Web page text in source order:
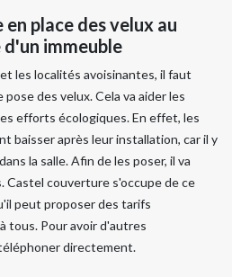
place des velux au
immeuble
les localités avoisinantes, il faut
des velux. Cela va aider les
efforts écologiques. En effet, les
baisser après leur installation, car il y
la salle. Afin de les poser, il va
Castel couverture s'occupe de ce
peut proposer des tarifs
tous. Pour avoir d'autres
directement.